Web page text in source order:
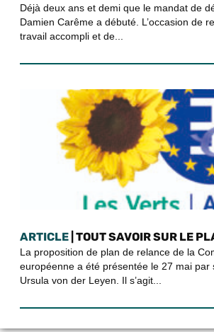
Déjà deux ans et demi que le mandat de
Damien Carême a débuté. L’occasion de
travail accompli et de...
ARTICLE | TOUT SAVOIR SUR LE
La proposition de plan de relance de la
européenne a été présentée le 27 mai par
Ursula von der Leyen. Il s’agit...